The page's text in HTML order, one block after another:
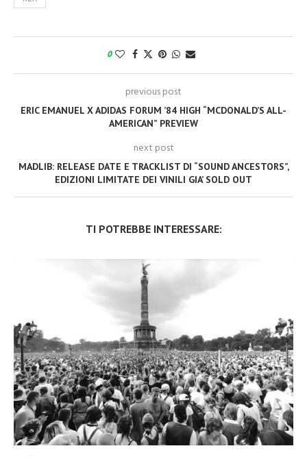
0
previous post
ERIC EMANUEL X ADIDAS FORUM ’84 HIGH “MCDONALD’S ALL-
AMERICAN” PREVIEW
next post
MADLIB: RELEASE DATE E TRACKLIST DI “SOUND ANCESTORS”,
EDIZIONI LIMITATE DEI VINILI GIA’ SOLD OUT
TI POTREBBE INTERESSARE: